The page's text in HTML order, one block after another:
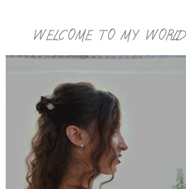
WELCOME TO MY WORLD